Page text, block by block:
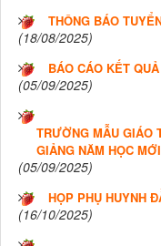
THÔNG BÁO
(18/08/2025)
BÁO CÁO KẾT
(05/09/2025)
TRƯỜNG MẪU GIÁO
GIẢNG NĂM HỌC
(05/09/2025)
HỌP PHỤ HUYNH
(16/10/2025)